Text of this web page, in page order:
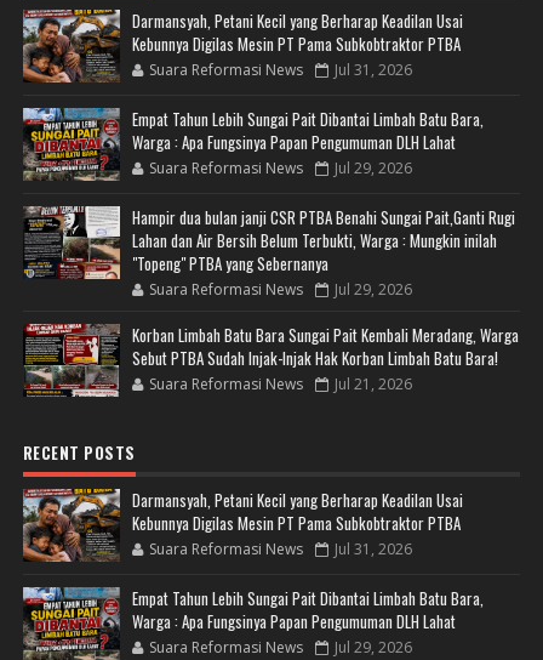
Darmansyah, Petani Kecil yang Berharap Keadilan Usai
Kebunnya Digilas Mesin PT Pama Subkobtraktor PTBA
Suara Reformasi News Jul 31, 2026
Empat Tahun Lebih Sungai Pait Dibantai Limbah Batu Bara,
Warga : Apa Fungsinya Papan Pengumuman DLH Lahat
Suara Reformasi News Jul 29, 2026
Hampir dua bulan janji CSR PTBA Benahi Sungai Pait,Ganti Rugi
Lahan dan Air Bersih Belum Terbukti, Warga : Mungkin inilah
"Topeng" PTBA yang Sebernanya
Suara Reformasi News Jul 29, 2026
Korban Limbah Batu Bara Sungai Pait Kembali Meradang, Warga
Sebut PTBA Sudah Injak-Injak Hak Korban Limbah Batu Bara!
Suara Reformasi News Jul 21, 2026
RECENT POSTS
Darmansyah, Petani Kecil yang Berharap Keadilan Usai
Kebunnya Digilas Mesin PT Pama Subkobtraktor PTBA
Suara Reformasi News Jul 31, 2026
Empat Tahun Lebih Sungai Pait Dibantai Limbah Batu Bara,
Warga : Apa Fungsinya Papan Pengumuman DLH Lahat
Suara Reformasi News Jul 29, 2026